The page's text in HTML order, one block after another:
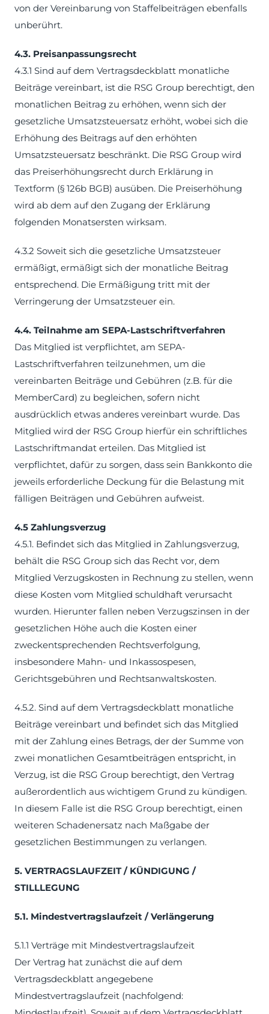
von der Vereinbarung von Staffelbeiträgen ebenfalls
unberührt.
4.3. Preisanpassungsrecht
4.3.1 Sind auf dem Vertragsdeckblatt monatliche
Beiträge vereinbart, ist die RSG Group berechtigt, den
monatlichen Beitrag zu erhöhen, wenn sich der
gesetzliche Umsatzsteuersatz erhöht, wobei sich die
Erhöhung des Beitrags auf den erhöhten
Umsatzsteuersatz beschränkt. Die RSG Group wird
das Preiserhöhungsrecht durch Erklärung in
Textform (§ 126b BGB) ausüben. Die Preiserhöhung
wird ab dem auf den Zugang der Erklärung
folgenden Monatsersten wirksam.
4.3.2 Soweit sich die gesetzliche Umsatzsteuer
ermäßigt, ermäßigt sich der monatliche Beitrag
entsprechend. Die Ermäßigung tritt mit der
Verringerung der Umsatzsteuer ein.
4.4. Teilnahme am SEPA-Lastschriftverfahren
Das Mitglied ist verpflichtet, am SEPA-
Lastschriftverfahren teilzunehmen, um die
vereinbarten Beiträge und Gebühren (z.B. für die
MemberCard) zu begleichen, sofern nicht
ausdrücklich etwas anderes vereinbart wurde. Das
Mitglied wird der RSG Group hierfür ein schriftliches
Lastschriftmandat erteilen. Das Mitglied ist
verpflichtet, dafür zu sorgen, dass sein Bankkonto die
jeweils erforderliche Deckung für die Belastung mit
fälligen Beiträgen und Gebühren aufweist.
4.5 Zahlungsverzug
4.5.1. Befindet sich das Mitglied in Zahlungsverzug,
behält die RSG Group sich das Recht vor, dem
Mitglied Verzugskosten in Rechnung zu stellen, wenn
diese Kosten vom Mitglied schuldhaft verursacht
wurden. Hierunter fallen neben Verzugszinsen in der
gesetzlichen Höhe auch die Kosten einer
zweckentsprechenden Rechtsverfolgung,
insbesondere Mahn- und Inkassospesen,
Gerichtsgebühren und Rechtsanwaltskosten.
4.5.2. Sind auf dem Vertragsdeckblatt monatliche
Beiträge vereinbart und befindet sich das Mitglied
mit der Zahlung eines Betrags, der der Summe von
zwei monatlichen Gesamtbeiträgen entspricht, in
Verzug, ist die RSG Group berechtigt, den Vertrag
außerordentlich aus wichtigem Grund zu kündigen.
In diesem Falle ist die RSG Group berechtigt, einen
weiteren Schadenersatz nach Maßgabe der
gesetzlichen Bestimmungen zu verlangen.
5. VERTRAGSLAUFZEIT / KÜNDIGUNG /
STILLLEGUNG
5.1. Mindestvertragslaufzeit / Verlängerung
5.1.1 Verträge mit Mindestvertragslaufzeit
Der Vertrag hat zunächst die auf dem
Vertragsdeckblatt angegebene
Mindestvertragslaufzeit (nachfolgend: